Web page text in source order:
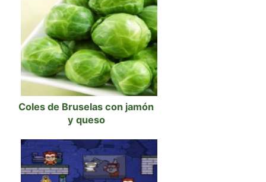
Coles de Bruselas con jamón
y queso